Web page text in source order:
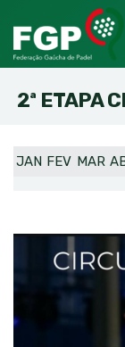
2ª ETAPA
JAN FEV MAR